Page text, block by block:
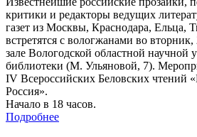
критики и редакторы ведущих
газет из Москвы, Краснодара, Ельца,
встретятся с вологжанами во
зале Вологодской областной научной
библиотеки (М. Ульяновой, 7).
IV Всероссийских Беловских чтений
Россия».
Начало в 18 часов.
Подробнее